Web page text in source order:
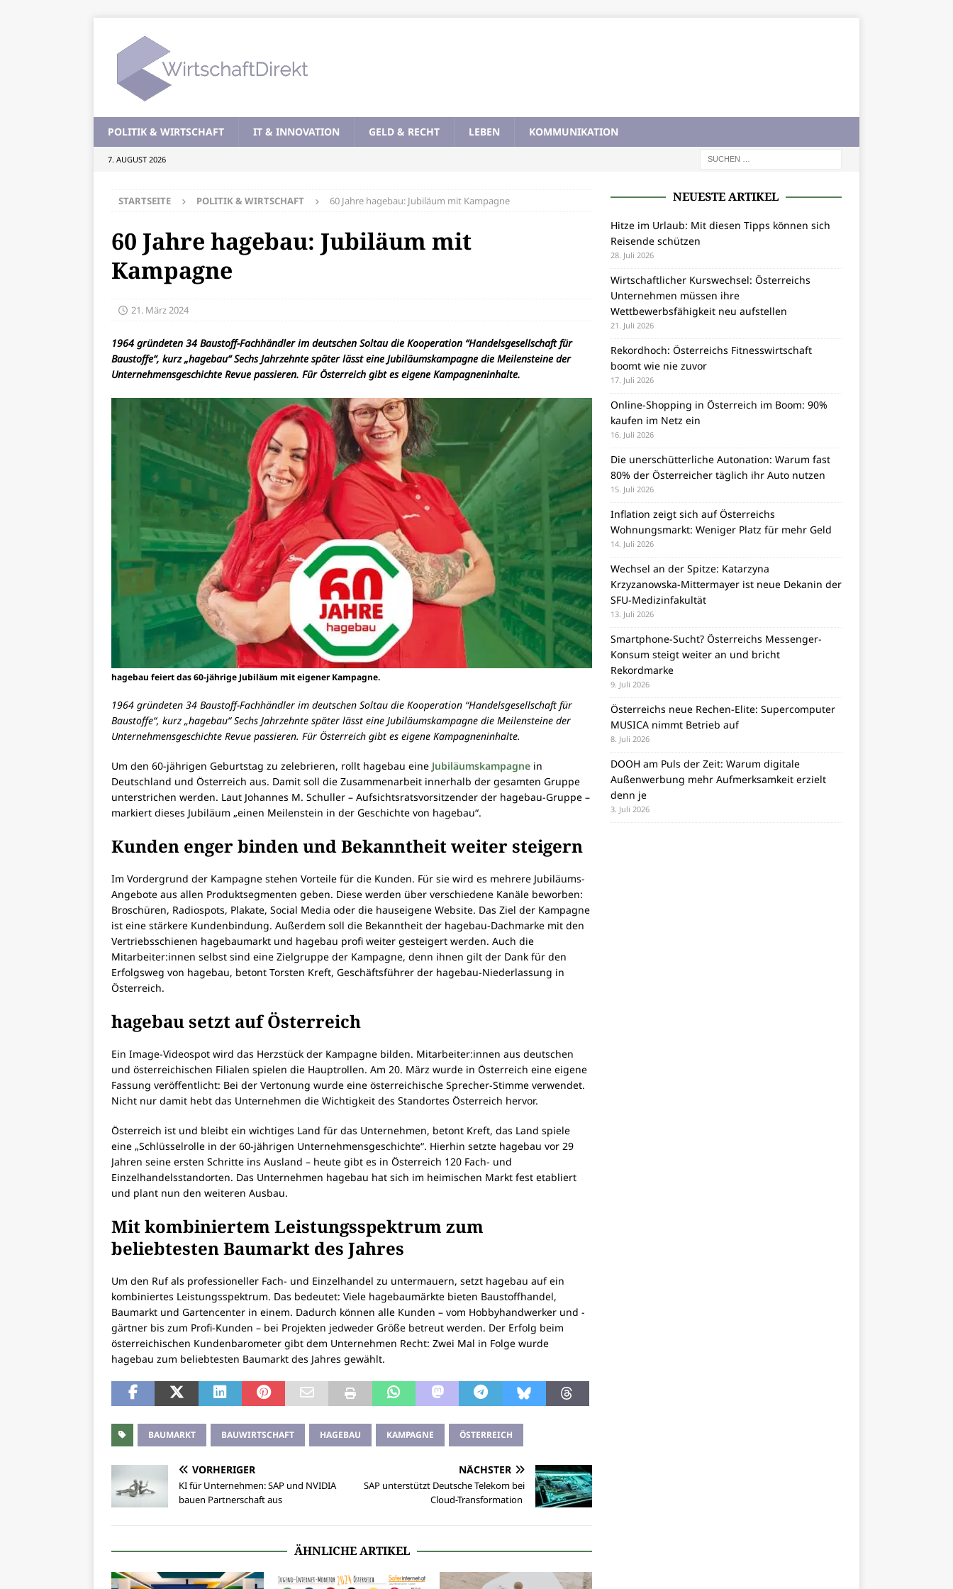
POLITIK & WIRTSCHAFT IT & INNOVATION GELD & RECHT LEBEN KOMMUNIKATION
7. AUGUST 2026
STARTSEITE POLITIK & WIRTSCHAFT 60 Jahre hagebau: Jubiläum mit Kampagne
60 Jahre hagebau: Jubiläum mit
Kampagne
21. März 2024
1964 gründeten 34 Baustoff-Fachhändler im deutschen Soltau die Kooperation “Handelsgesellschaft für
Baustoffe“, kurz „hagebau“ Sechs Jahrzehnte später lässt eine Jubiläumskampagne die Meilensteine der
Unternehmensgeschichte Revue passieren. Für Österreich gibt es eigene Kampagneninhalte.
hagebau feiert das 60-jährige Jubiläum mit eigener Kampagne.
1964 gründeten 34 Baustoff-Fachhändler im deutschen Soltau die Kooperation “Handelsgesellschaft für
Baustoffe“, kurz „hagebau“ Sechs Jahrzehnte später lässt eine Jubiläumskampagne die Meilensteine der
Unternehmensgeschichte Revue passieren. Für Österreich gibt es eigene Kampagneninhalte.
Um den 60-jährigen Geburtstag zu zelebrieren, rollt hagebau eine Jubiläumskampagne in
Deutschland und Österreich aus. Damit soll die Zusammenarbeit innerhalb der gesamten Gruppe
unterstrichen werden. Laut Johannes M. Schuller – Aufsichtsratsvorsitzender der hagebau-Gruppe –
markiert dieses Jubiläum „einen Meilenstein in der Geschichte von hagebau“.
Kunden enger binden und Bekanntheit weiter steigern
Im Vordergrund der Kampagne stehen Vorteile für die Kunden. Für sie wird es mehrere Jubiläums-
Angebote aus allen Produktsegmenten geben. Diese werden über verschiedene Kanäle beworben:
Broschüren, Radiospots, Plakate, Social Media oder die hauseigene Website. Das Ziel der Kampagne
ist eine stärkere Kundenbindung. Außerdem soll die Bekanntheit der hagebau-Dachmarke mit den
Vertriebsschienen hagebaumarkt und hagebau profi weiter gesteigert werden. Auch die
Mitarbeiter:innen selbst sind eine Zielgruppe der Kampagne, denn ihnen gilt der Dank für den
Erfolgsweg von hagebau, betont Torsten Kreft, Geschäftsführer der hagebau-Niederlassung in
Österreich.
hagebau setzt auf Österreich
Ein Image-Videospot wird das Herzstück der Kampagne bilden. Mitarbeiter:innen aus deutschen
und österreichischen Filialen spielen die Hauptrollen. Am 20. März wurde in Österreich eine eigene
Fassung veröffentlicht: Bei der Vertonung wurde eine österreichische Sprecher-Stimme verwendet.
Nicht nur damit hebt das Unternehmen die Wichtigkeit des Standortes Österreich hervor.
Österreich ist und bleibt ein wichtiges Land für das Unternehmen, betont Kreft, das Land spiele
eine „Schlüsselrolle in der 60-jährigen Unternehmensgeschichte“. Hierhin setzte hagebau vor 29
Jahren seine ersten Schritte ins Ausland – heute gibt es in Österreich 120 Fach- und
Einzelhandelsstandorten. Das Unternehmen hagebau hat sich im heimischen Markt fest etabliert
und plant nun den weiteren Ausbau.
Mit kombiniertem Leistungsspektrum zum
beliebtesten Baumarkt des Jahres
Um den Ruf als professioneller Fach- und Einzelhandel zu untermauern, setzt hagebau auf ein
kombiniertes Leistungsspektrum. Das bedeutet: Viele hagebaumärkte bieten Baustoffhandel,
Baumarkt und Gartencenter in einem. Dadurch können alle Kunden – vom Hobbyhandwerker und -
gärtner bis zum Profi-Kunden – bei Projekten jedweder Größe betreut werden. Der Erfolg beim
österreichischen Kundenbarometer gibt dem Unternehmen Recht: Zwei Mal in Folge wurde
hagebau zum beliebtesten Baumarkt des Jahres gewählt.
BAUMARKT BAUWIRTSCHAFT HAGEBAU KAMPAGNE ÖSTERREICH
VORHERIGER
KI für Unternehmen: SAP und NVIDIA
bauen Partnerschaft aus
NÄCHSTER
SAP unterstützt Deutsche Telekom bei
Cloud-Transformation
ÄHNLICHE ARTIKEL
NEUESTE ARTIKEL
Hitze im Urlaub: Mit diesen Tipps können sich
Reisende schützen
28. Juli 2026
Wirtschaftlicher Kurswechsel: Österreichs
Unternehmen müssen ihre
Wettbewerbsfähigkeit neu aufstellen
21. Juli 2026
Rekordhoch: Österreichs Fitnesswirtschaft
boomt wie nie zuvor
17. Juli 2026
Online-Shopping in Österreich im Boom: 90%
kaufen im Netz ein
16. Juli 2026
Die unerschütterliche Autonation: Warum fast
80% der Österreicher täglich ihr Auto nutzen
15. Juli 2026
Inflation zeigt sich auf Österreichs
Wohnungsmarkt: Weniger Platz für mehr Geld
14. Juli 2026
Wechsel an der Spitze: Katarzyna
Krzyzanowska-Mittermayer ist neue Dekanin der
SFU-Medizinfakultät
13. Juli 2026
Smartphone-Sucht? Österreichs Messenger-
Konsum steigt weiter an und bricht
Rekordmarke
9. Juli 2026
Österreichs neue Rechen-Elite: Supercomputer
MUSICA nimmt Betrieb auf
8. Juli 2026
DOOH am Puls der Zeit: Warum digitale
Außenwerbung mehr Aufmerksamkeit erzielt
denn je
3. Juli 2026